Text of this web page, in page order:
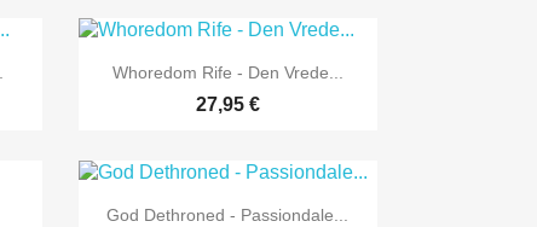
 Vorschau
Whoredom Rife - Den Vrede...
27,95 €
 Vorschau
God Dethroned - Passiondale...